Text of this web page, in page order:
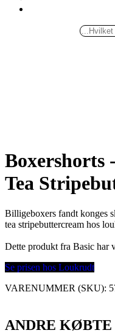
Boxershorts
Tea
Billigeboxers fandt konges
tea stripebuttercream hos
Dette produkt fra Basic har
Se prisen hos Loukrudt
VARENUMMER (SKU):
ANDRE KØBTE